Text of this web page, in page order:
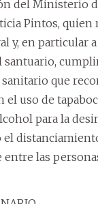
del Ministerio
Pintos, quien
y, en particular
santuario,
que
el uso de
para la
el
las